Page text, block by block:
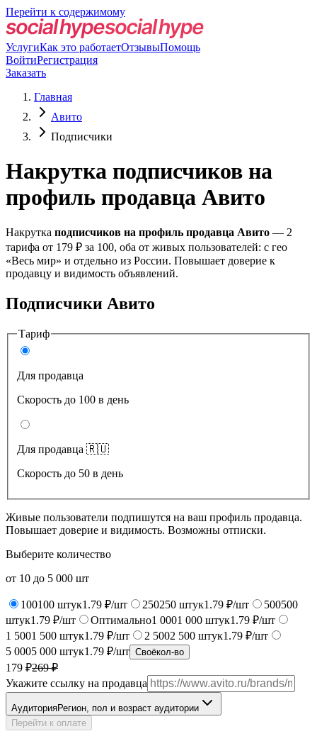
Перейти к содержимому
УслугиКак это работаетОтзывыПомощь
ВойтиРегистрация
Заказать
Главная
Авито
Подписчики
Накрутка подписчиков на
профиль продавца Авито
Накрутка подписчиков на профиль продавца Авито — 2
тарифа от 179 ₽ за 100, оба от живых пользователей: с гео
«Весь мир» и отдельно из России. Повышает доверие к
продавцу и видимость объявлений.
Подписчики Авито
Тариф
Для продавца
Скорость до 100 в день
Для продавца 🇷🇺
Скорость до 50 в день
Живые пользователи подпишутся на ваш профиль продавца.
Повышает доверие и видимость. Возможны отписки.
Выберите количество
от 10 до 5 000 шт
100100 штук1.79 ₽/шт 250250 штук1.79 ₽/шт 500500
штук1.79 ₽/шт Оптимально1 0001 000 штук1.79 ₽/шт
1 5001 500 штук1.79 ₽/шт 2 5002 500 штук1.79 ₽/шт
5 0005 000 штук1.79 ₽/шт Своёкол-во
179 ₽269₽
Укажите ссылку на продавца
АудиторияРегион, пол и возраст аудитории
Перейти к оплате